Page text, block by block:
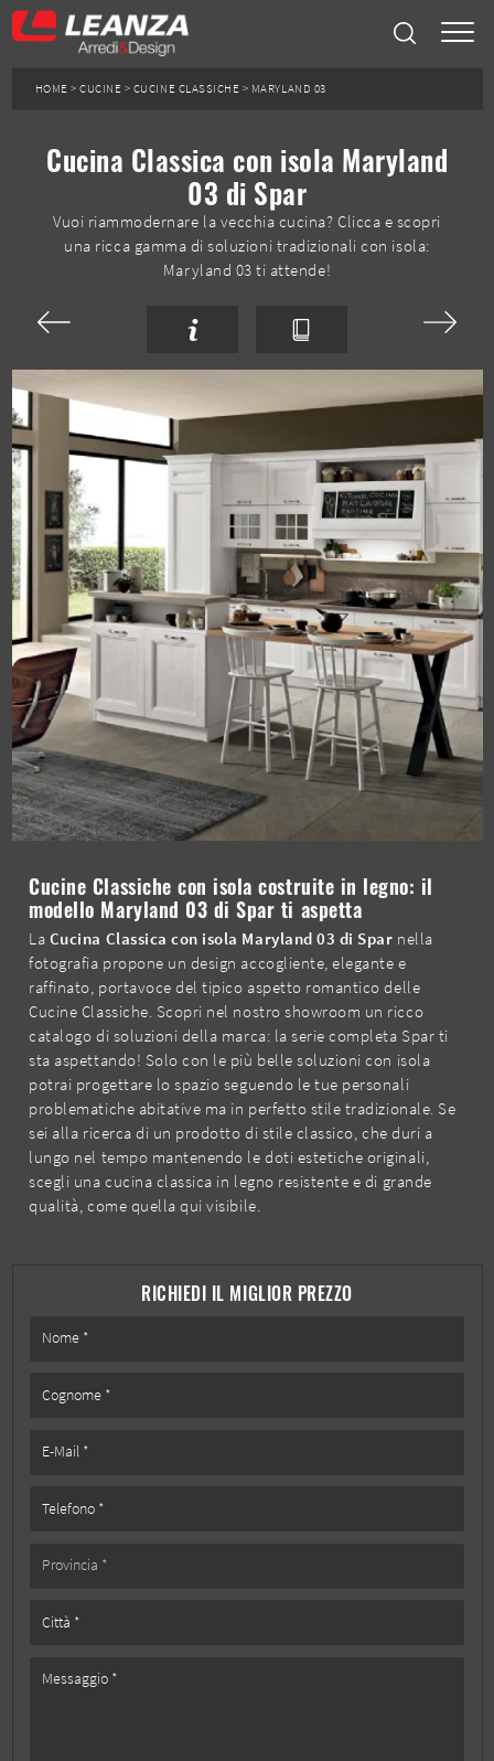
HOME >CUCINE > CUCINE CLASSICHE > MARYLAND 03
Cucina Classica con isola Maryland
03 di Spar
Vuoi riammodernare la vecchia cucina? Clicca e scopri
una ricca gamma di soluzioni tradizionali con isola:
Maryland 03 ti attende!
RICHIEDI IL MIGLIOR PREZZO
Cucine Classiche con isola costruite in legno: il
modello Maryland 03 di Spar ti aspetta
La Cucina Classica con isola Maryland 03 di Spar nella
fotografia propone un design accogliente, elegante e
raffinato, portavoce del tipico aspetto romantico delle
Cucine Classiche. Scopri nel nostro showroom un ricco
catalogo di soluzioni della marca: la serie completa Spar ti
sta aspettando! Solo con le più belle soluzioni con isola
potrai progettare lo spazio seguendo le tue personali
problematiche abitative ma in perfetto stile tradizionale. Se
sei alla ricerca di un prodotto di stile classico, che duri a
lungo nel tempo mantenendo le doti estetiche originali,
scegli una cucina classica in legno resistente e di grande
qualità, come quella qui visibile.